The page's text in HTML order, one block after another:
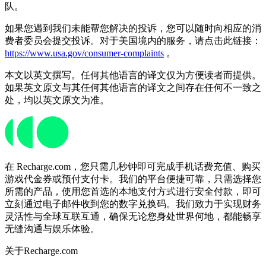
队。
如果您遇到我们未能帮您解决的投诉，您可以随时向相应的消
费者委员会提交投诉。对于美国境内的服务，请点击此链接：
https://www.usa.gov/consumer-complaints 。
本文以英文撰写。任何其他语言的译文仅为方便读者而提供。
如果英文原文与其任何其他语言的译文之间存在任何不一致之
处，均以英文原文为准。
在 Recharge.com，您只需几秒钟即可完成手机话费充值、购买
游戏代金券或预付支付卡。我们的平台便捷可靠，只需选择您
所需的产品，使用您首选的本地支付方式进行安全付款，即可
立刻通过电子邮件收到您的数字兑换码。我们致力于实现财务
灵活性与全球互联互通，确保无论您身处世界何地，都能畅享
无缝沟通与娱乐体验。
关于Recharge.com